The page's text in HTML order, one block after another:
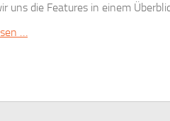
uns die Features in einem
…